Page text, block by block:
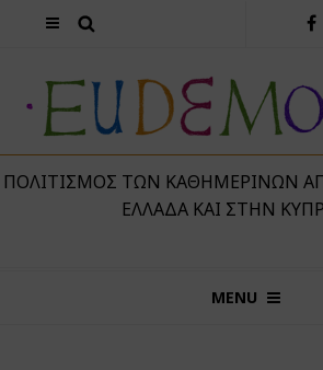
ΤΩΝ ΚΑΘΗΜΕΡΙΝΏΝ
ΕΛΛΆΔΑ ΚΑΙ ΣΤΗΝ
MENU